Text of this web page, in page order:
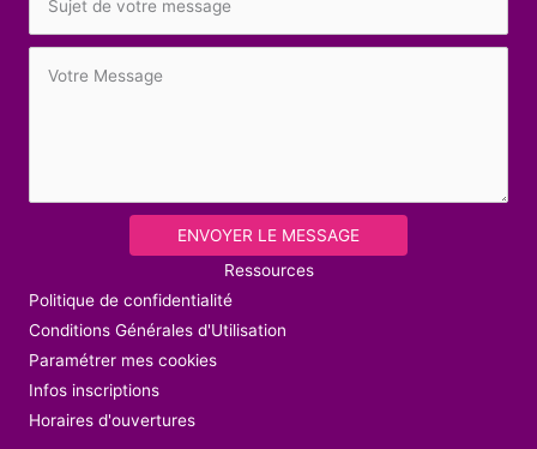
ENVOYER LE MESSAGE
Ressources
Politique de confidentialité
Conditions Générales d'Utilisation
Paramétrer mes cookies
Infos inscriptions
Horaires d'ouvertures